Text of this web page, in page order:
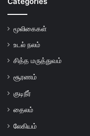
மூலிகைகள்
உடல் நலம்
சித்த மருத்துவம்
சூரணம்
குடிநீர்
தைலம்
லேகியம்